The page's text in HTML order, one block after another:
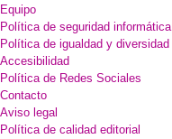
Equipo
Política de seguridad informática
Política de igualdad y diversidad
Accesibilidad
Política de Redes Sociales
Contacto
Aviso legal
Política de calidad editorial